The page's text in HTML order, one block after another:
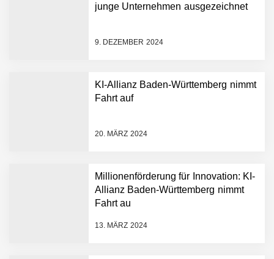
junge Unternehmen ausgezeichnet
9. DEZEMBER 2024
KI-Allianz Baden-Württemberg nimmt
Fahrt auf
20. MÄRZ 2024
Millionenförderung für Innovation: KI-
Allianz Baden-Württemberg nimmt
Fahrt au
13. MÄRZ 2024
NEURA Robotics gibt
Dollar bekannt, um den
Plattform zu beschleunigen
NEURA Robotics und
Amazon Web Services
starten strategische
AI breit auszurollen